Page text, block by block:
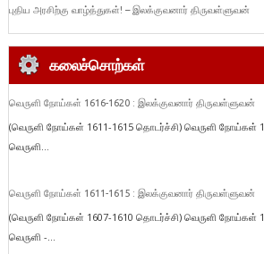
புதிய அரசிற்கு வாழ்த்துகள்! – இலக்குவனார் திருவள்ளுவன்
கலைச்சொற்கள்
வெருளி நோய்கள் 1616-1620 : இலக்குவனார் திருவள்ளுவன்
(வெருளி நோய்கள் 1611-1615 தொடர்ச்சி) வெருளி நோய்கள்
வெருளி...
வெருளி நோய்கள் 1611-1615 : இலக்குவனார் திருவள்ளுவன்
(வெருளி நோய்கள் 1607-1610 தொடர்ச்சி) வெருளி நோய்கள்
வெருளி -...